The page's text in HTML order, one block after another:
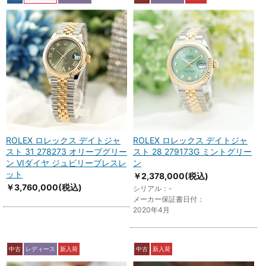
ROLEX ロレックス デイトジャ
スト 31 278273 オリーブグリー
ン VIダイヤ ジュビリーブレスレ
ット
￥3,760,000(税込)
ROLEX ロレックス デイトジャ
スト 28 279173G ミントグリー
ン
￥2,378,000(税込)
シリアル：-
メーカー保証書日付：
2020年4月
中古 レディース 新入荷 中古 新入荷